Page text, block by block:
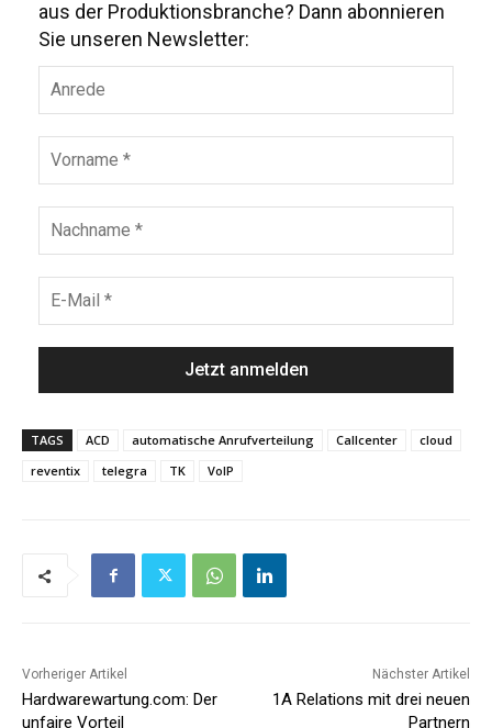
aus der Produktionsbranche? Dann abonnieren
Sie unseren Newsletter:
TAGS ACD automatische Anrufverteilung Callcenter
cloud
reventix
telegra TK VoIP
Vorheriger Artikel
Hardwarewartung.com: Der
unfaire Vorteil
Nächster Artikel
1A Relations mit drei neuen
Partnern